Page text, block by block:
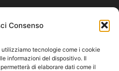
Consenso
utilizziamo tecnologie come i cookie
informazioni del dispositivo. Il
di elaborare dati come il